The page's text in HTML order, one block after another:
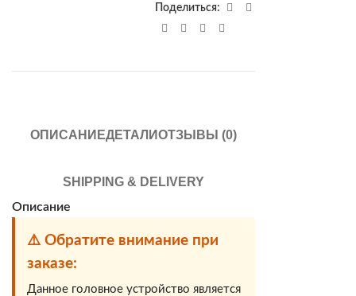
Поделиться:
ОПИСАНИЕДЕТАЛИОТЗЫВЫ (0)
SHIPPING & DELIVERY
Описание
⚠️ Обратите внимание при
заказе:
Данное головное устройство является